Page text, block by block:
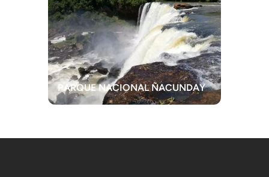
PARQUE NACIONAL ÑACUNDAY